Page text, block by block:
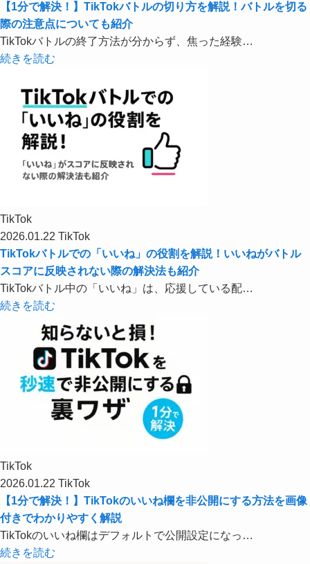
【1分で解決！】TikTokバトルの切り方を解説！バトルを切る
際の注意点についても紹介
TikTokバトルの終了方法が分からず、焦った経験…
続きを読む
TikTok
2026.01.22 TikTok
TikTokバトルでの「いいね」の役割を解説！いいねがバトル
スコアに反映されない際の解決法も紹介
TikTokバトル中の「いいね」は、応援している配…
続きを読む
TikTok
2026.01.22 TikTok
【1分で解決！】TikTokのいいね欄を非公開にする方法を画像
付きでわかりやすく解説
TikTokのいいね欄はデフォルトで公開設定になっ…
続きを読む